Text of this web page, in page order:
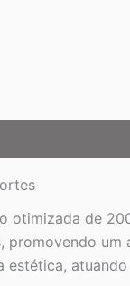
otimizada de
um